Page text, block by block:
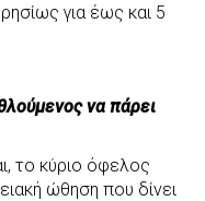
για έως και 5
να πάρει
το κύριο όφελος
ώθηση που δίνει